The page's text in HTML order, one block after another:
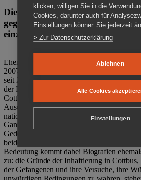
Die Gedenkstätte Zuchthaus
gegen das Vergessen.
einzigartig.
Ehemalige politische Häftlinge der DDR
2007 den Verein Menschenrechtszentrum
seit 2011 Eigentümer des ehemaligen
der Bautzener Straße und Träger der
Cottbus ist. Im Zentrum der Arbeit der
Auseinandersetzung mit politischem
nationalsozialistischen Terrorherrschaft und
Ganzjährig zeigen mehrere Dauer- und
Gedenkstätte Zuchthaus Cottbus Beispiele
beiden deutschen Diktaturen des 20.
Bedeutung kommt dabei Biografien
zu: die Gründe der Inhaftierung in Cottbus,
der Gefangenen und ihre Versuche, ihre
unwürdigen Bedingungen zu wahren,
klicken, willigen Sie in die
Cookies, darunter auch für
Einstellungen können Sie jederzeit
> Zur Datenschutzerklärung
Ablehnen
Alle Cookies
Einstellungen